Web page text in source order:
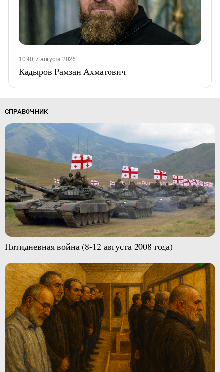
10:40, 7 августа 2026
Кадыров Рамзан Ахматович
СПРАВОЧНИК
Пятидневная война (8-12 августа 2008 года)